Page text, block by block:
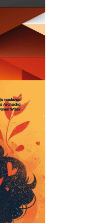
tartusko-moskiewskiej